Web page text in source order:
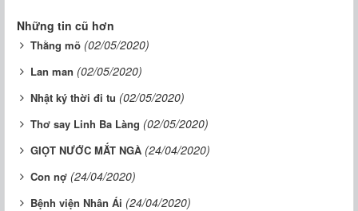
Những tin cũ hơn
Thằng mõ (02/05/2020)
Lan man (02/05/2020)
Nhật ký thời đi tu (02/05/2020)
Thơ say Linh Ba Làng (02/05/2020)
GIỌT NƯỚC MẮT NGÀ (24/04/2020)
Con nợ (24/04/2020)
Bệnh viện Nhân Ái (24/04/2020)